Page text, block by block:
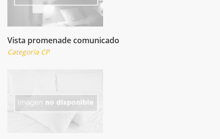
Vista promenade comunicado
Categoría CP